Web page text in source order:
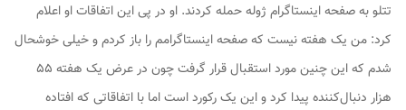
تتلو به صفحه اینستاگرام ژوله حمله کردند. او در پی این اتفاقات او اعلام
کرد: من یک هفته نیست که صفحه اینستاگرامم را باز کردم و خیلی خوشحال
شدم که این چنین مورد استقبال قرار گرفت چون در عرض یک هفته ۵۵
هزار دنبال‌کننده پیدا کرد و این یک رکورد است اما با اتفاقاتی که افتاده